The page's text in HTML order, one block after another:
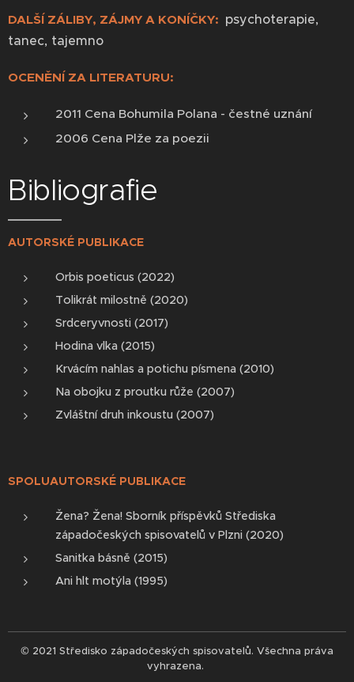
DALŠÍ ZÁLIBY, ZÁJMY A KONÍČKY: psychoterapie,
tanec, tajemno
OCENĚNÍ ZA LITERATURU:
2011 Cena Bohumila Polana - čestné uznání
2006 Cena Plže za poezii
Bibliografie
AUTORSKÉ PUBLIKACE
Orbis poeticus (2022)
Tolikrát milostně (2020)
Srdceryvnosti (2017)
Hodina vlka (2015)
Krvácím nahlas a potichu písmena (2010)
Na obojku z proutku růže (2007)
Zvláštní druh inkoustu (2007)
SPOLUAUTORSKÉ PUBLIKACE
Žena? Žena! Sborník příspěvků Střediska
západočeských spisovatelů v Plzni (2020)
Sanitka básně (2015)
Ani hlt motýla (1995)
© 2021 Středisko západočeských spisovatelů. Všechna práva
vyhrazena.